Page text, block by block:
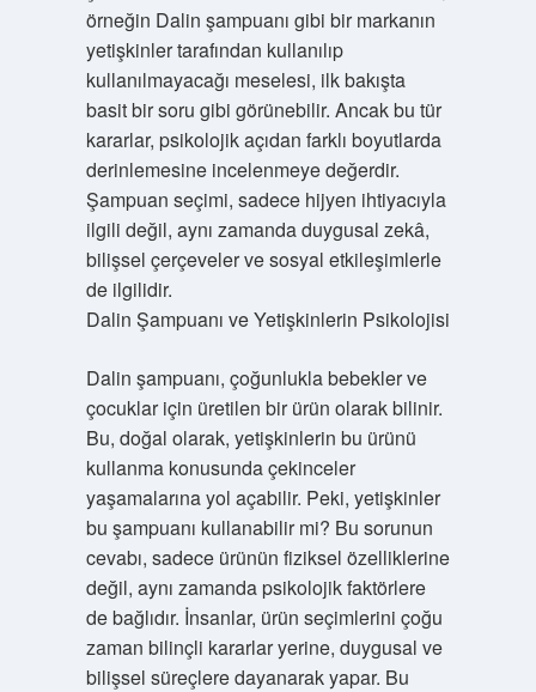
örneğin Dalin şampuanı gibi bir markanın
yetişkinler tarafından kullanılıp
kullanılmayacağı meselesi, ilk bakışta
basit bir soru gibi görünebilir. Ancak bu tür
kararlar, psikolojik açıdan farklı boyutlarda
derinlemesine incelenmeye değerdir.
Şampuan seçimi, sadece hijyen ihtiyacıyla
ilgili değil, aynı zamanda duygusal zekâ,
bilişsel çerçeveler ve sosyal etkileşimlerle
de ilgilidir.
Dalin Şampuanı ve Yetişkinlerin Psikolojisi
Dalin şampuanı, çoğunlukla bebekler ve
çocuklar için üretilen bir ürün olarak bilinir.
Bu, doğal olarak, yetişkinlerin bu ürünü
kullanma konusunda çekinceler
yaşamalarına yol açabilir. Peki, yetişkinler
bu şampuanı kullanabilir mi? Bu sorunun
cevabı, sadece ürünün fiziksel özelliklerine
değil, aynı zamanda psikolojik faktörlere
de bağlıdır. İnsanlar, ürün seçimlerini çoğu
zaman bilinçli kararlar yerine, duygusal ve
bilişsel süreçlere dayanarak yapar. Bu